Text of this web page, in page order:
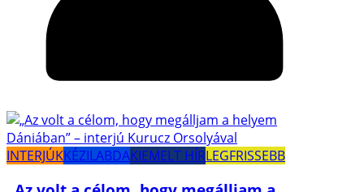
INTERJÚKKÉZILABDAKIEMELT HÍRLEGFRISSEBB